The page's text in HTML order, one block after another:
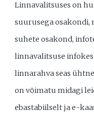
Linnavalitsuses on
suurusega osakondi,
suhete osakond,
linnavalitsuse
linnarahva seas
on võimatu midagi
ebastabiilselt ja e-